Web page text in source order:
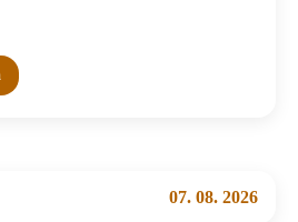
07. 08. 2026